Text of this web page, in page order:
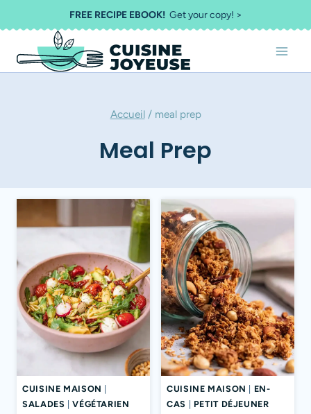
au
contenu
FREE RECIPE EBOOK!Get your copy! >
Accueil / meal prep
Meal Prep
CUISINE MAISON
SALADES |VÉGÉTARIEN
CUISINE MAISON
EN-
CAS
PETIT DÉJEUNER